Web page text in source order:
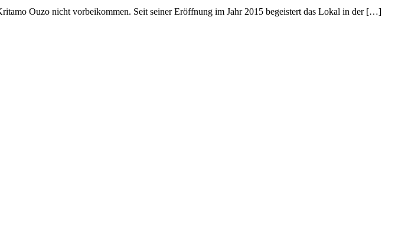
Ouzo nicht vorbeikommen. Seit seiner Eröffnung im Jahr 2015 begeistert das Lokal in der […]